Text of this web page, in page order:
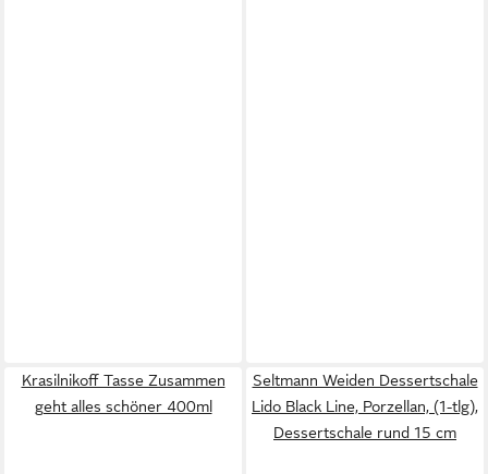
Krasilnikoff Tasse Zusammen
geht alles schöner 400ml
Seltmann Weiden Dessertschale
Lido Black Line, Porzellan, (1-tlg),
Dessertschale rund 15 cm